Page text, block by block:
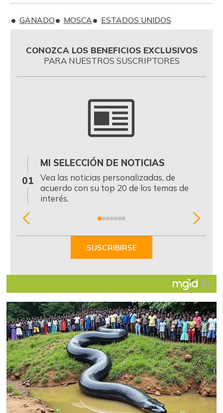
GANADO MOSCA ESTADOS UNIDOS
CONOZCA LOS BENEFICIOS EXCLUSIVOS
PARA NUESTROS SUSCRIPTORES
01
MI SELECCIÓN DE NOTICIAS
Vea las noticias personalizadas, de
acuerdo con su top 20 de los temas de
interés.
Item
SUSCRIBIRSE